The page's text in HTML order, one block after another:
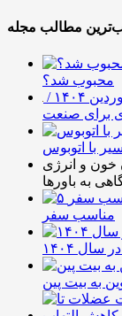
محبوب شد؟
افزایش ۴.۶ درصدی تولید فولاد ایران در فروردین ۱۴۰۴ /
برای صنعت
با اتوبوس
خون و انرژی
به باورها
مناسب سفر
۱۴۰۴
به بیت پین